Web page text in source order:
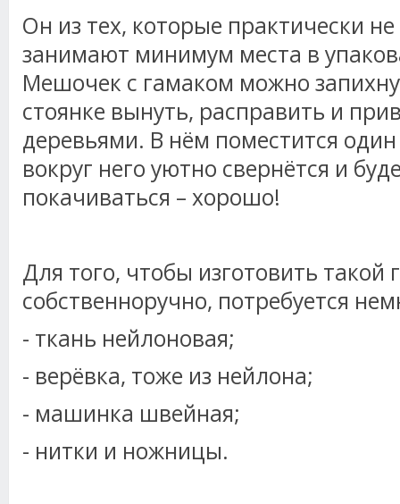
Он из тех, которые практически
занимают минимум места в
Мешочек с гамаком можно
стоянке вынуть, расправить и
деревьями. В нём поместится
вокруг него уютно свернётся и
покачиваться – хорошо!
Для того, чтобы изготовить такой
собственноручно, потребуется
- ткань нейлоновая;
- верёвка, тоже из нейлона;
- машинка швейная;
- нитки и ножницы.